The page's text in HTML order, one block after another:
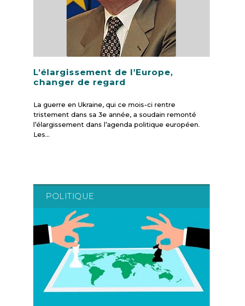
L’élargissement de l’Europe,
changer de regard
La guerre en Ukraine, qui ce mois-ci rentre
tristement dans sa 3e année, a soudain remonté
l’élargissement dans l’agenda politique européen.
Les…
POLITIQUE